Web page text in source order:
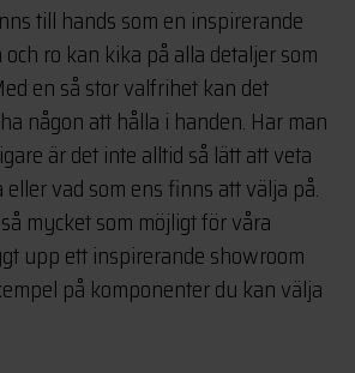
till hands som en inspirerande
ro kan kika på alla detaljer som
en så stor valfrihet kan det
någon att hålla i handen. Har man
är det inte alltid så lätt att veta
vad som ens finns att välja på.
mycket som möjligt för våra
upp ett inspirerande showroom
på komponenter du kan välja